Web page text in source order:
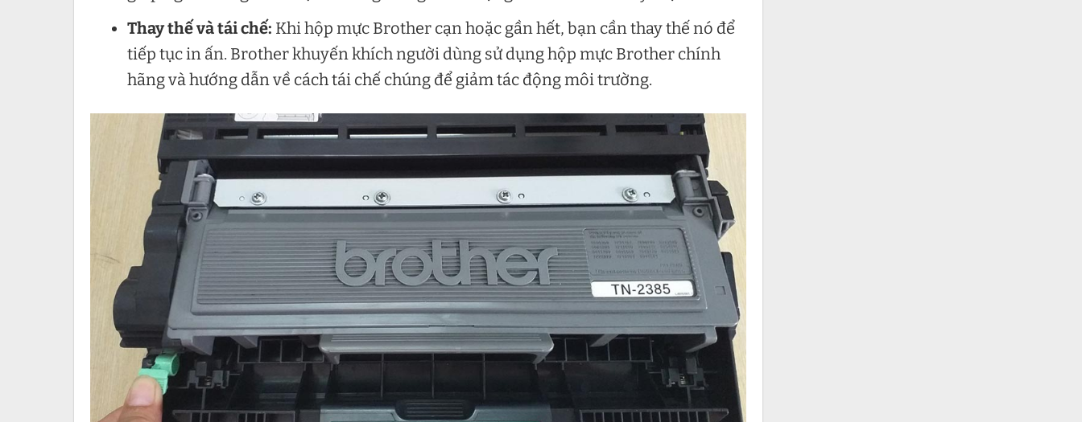
Thay thế và tái chế: Khi hộp mực Brother cạn hoặc gần hết, bạn cần thay thế nó để
tiếp tục in ấn. Brother khuyến khích người dùng sử dụng hộp mực Brother chính
hãng và hướng dẫn về cách tái chế chúng để giảm tác động môi trường.